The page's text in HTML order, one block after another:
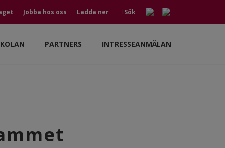
Jobba hos oss Ladda ner Sök
PARTNERS INTRESSEANMÄLAN